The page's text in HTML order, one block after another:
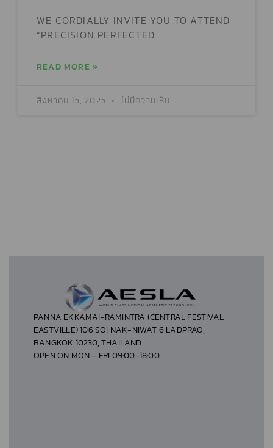
WE CORDIALLY INVITE YOU TO ATTEND
“PRECISION PERFECTED
READ MORE »
สิงหาคม 15, 2025 ไม่มีความเห็น
PANNA EKKAMAI-RAMINTRA (CENTRAL FESTIVAL
EASTVILLE) 106 SOI NAK-NIWAT 6 LADPRAO,
BANGKOK 10230, THAILAND.
OPEN ON MON – FRI 09:00-18:00